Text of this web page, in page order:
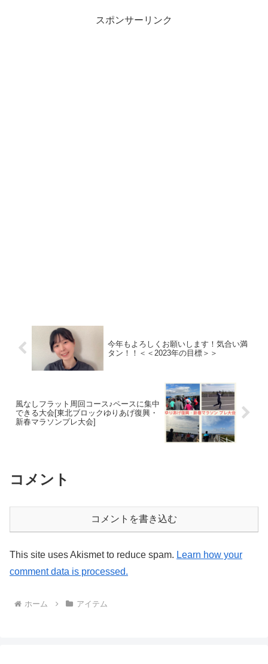
スポンサーリンク
今年もよろしくお願いします！気合い満
タン！！＜＜2023年の目標＞＞
風なしフラット周回コース♪ペースに集中
できる大会[東北ブロックゆりあげ復興・
新春マラソンプレ大会]
コメント
コメントを書き込む
This site uses Akismet to reduce spam. Learn how your
comment data is processed.
ホーム アイテム